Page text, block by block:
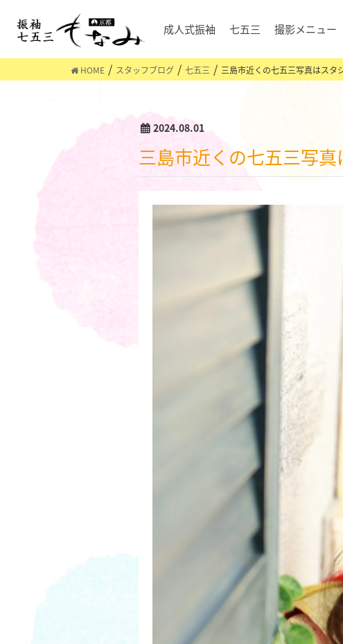
成人式振袖 七五三 撮影メニュー
HOME スタッフブログ 七五三 三島市近くの七五三写真はスタ
2024.08.01
三島市近くの七五三写